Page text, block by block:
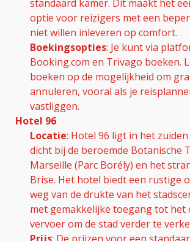
standaard kamer. Dit maakt het
optie voor reizigers met een
niet willen inleveren op comfort.
Boekingsopties: Je kunt via
Booking.com en Trivago boeken.
boeken op de mogelijkheid om
annuleren, vooral als je
vastliggen.
Hotel 96
Locatie: Hotel 96 ligt in het
dicht bij de beroemde Botanische
Marseille (Parc Borély) en het
Brise. Het hotel biedt een rustige
weg van de drukte van het
met gemakkelijke toegang tot het
vervoer om de stad verder te